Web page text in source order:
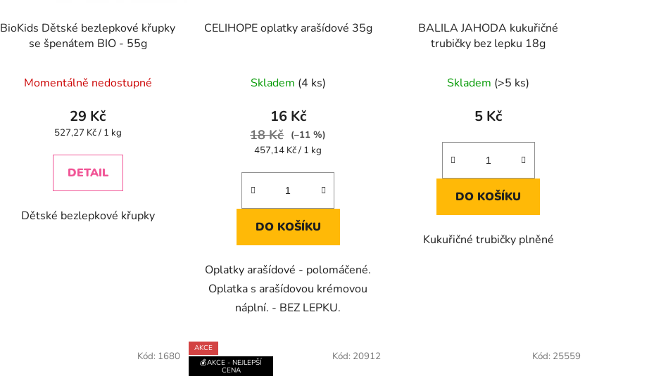
BioKids Dětské bezlepkové křupky
se špenátem BIO - 55g
Momentálně nedostupné
29 Kč
Měrná
527,27 Kč / 1 kg
DETAIL
Dětské bezlepkové křupky
CELIHOPE oplatky arašídové 35g
hodnocení
produktu
je
5,0
5
Skladem (4 ks)
16 Kč
18 Kč (–11 %)
Měrná
457,14 Kč / 1 kg
DO KOŠÍKU
Oplatky arašídové - polomáčené.
Oplatka s arašídovou krémovou
náplní. - BEZ LEPKU.
BALILA JAHODA kukuřičné
trubičky bez lepku 18g
hodnocení
produktu
5,0
z
hvězdiček.
Skladem (>5 ks)
5 Kč
DO KOŠÍKU
Kukuřičné trubičky plněné
Kód: 1680
AKCE
💰AKCE - NEJLEPŠÍ
CENA
Kód: 20912 Kód: 25559